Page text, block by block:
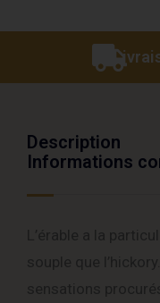
Description
Informations